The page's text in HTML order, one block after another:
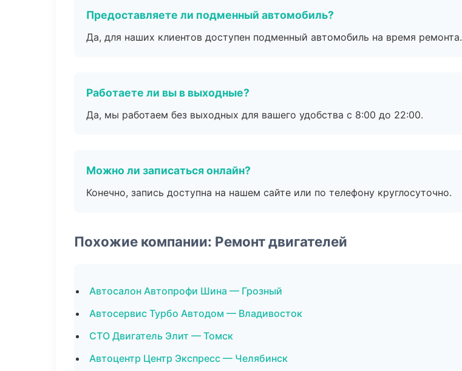
Предоставляете ли подменный автомобиль?
Да, для наших клиентов доступен подменный автомобиль на время ремонта.
Работаете ли вы в выходные?
Да, мы работаем без выходных для вашего удобства с 8:00 до 22:00.
Можно ли записаться онлайн?
Конечно, запись доступна на нашем сайте или по телефону круглосуточно.
Похожие компании: Ремонт двигателей
Автосалон Автопрофи Шина — Грозный
Автосервис Турбо Автодом — Владивосток
СТО Двигатель Элит — Томск
Автоцентр Центр Экспресс — Челябинск